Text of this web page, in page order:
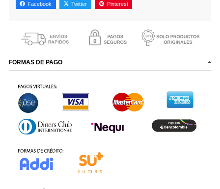
Facebook Twitter Pinterest
FORMAS DE PAGO